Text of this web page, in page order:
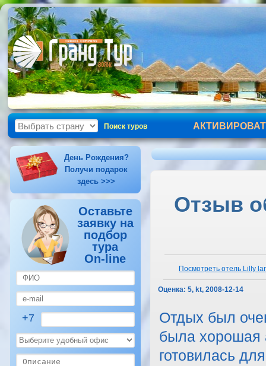
Поиск туров
День Рождения?
Получи подарок
здесь >>>
Оставьте
заявку на
подбор
тура
On-line
+7
Отзыв
Посмотреть отель Lilly
Оценка: 5, kt, 2008-12-14
Отдых был
была хорошая
готовилась